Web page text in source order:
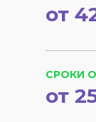
СРОКИ
от
от